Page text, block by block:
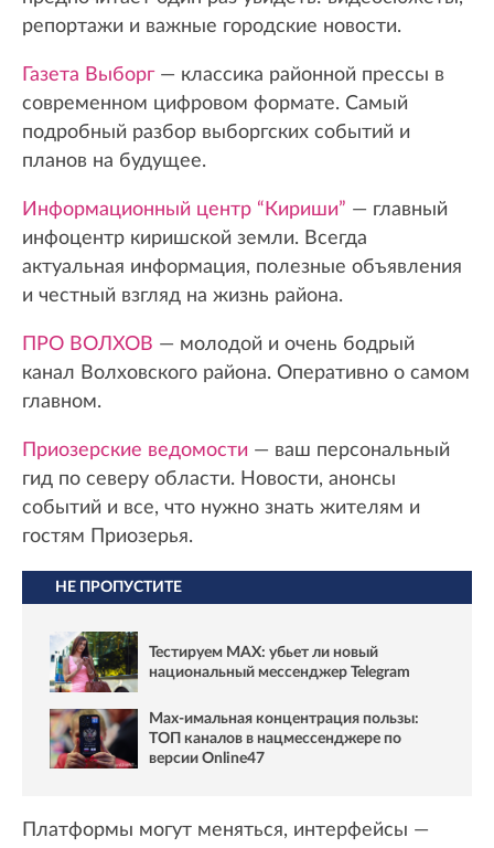
репортажи и важные городские новости.
Газета Выборг— классика районной прессы в
современном цифровом формате. Самый
подробный разбор выборгских событий и
планов на будущее.
Информационный центр “Кириши” — главный
инфоцентр киришской земли. Всегда
актуальная информация, полезные объявления
и честный взгляд на жизнь района.
ПРО ВОЛХОВ — молодой и очень бодрый
канал Волховского района. Оперативно о самом
главном.
Приозерские ведомости — ваш персональный
гид по северу области. Новости, анонсы
событий и все, что нужно знать жителям и
гостям Приозерья.
НЕ ПРОПУСТИТЕ
Тестируем MAX: убьет ли новый
национальный мессенджер Telegram
Max-имальная концентрация пользы:
ТОП каналов в нацмессенджере по
версии Online47
Платформы могут меняться, интерфейсы —